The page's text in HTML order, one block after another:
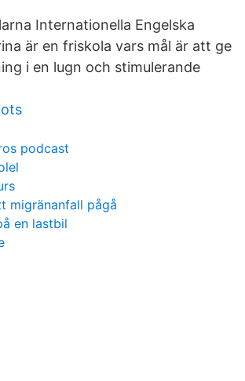
Internationella Engelska
är en friskola vars mål är att ge
i en lugn och stimulerande
podcast
migränanfall pågå
en lastbil